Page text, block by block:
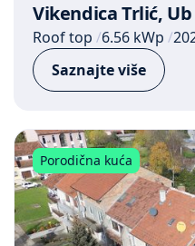
Vikendica Trlić, Ub
Roof top 6.56 kWp
Saznajte više
Porodična kuća